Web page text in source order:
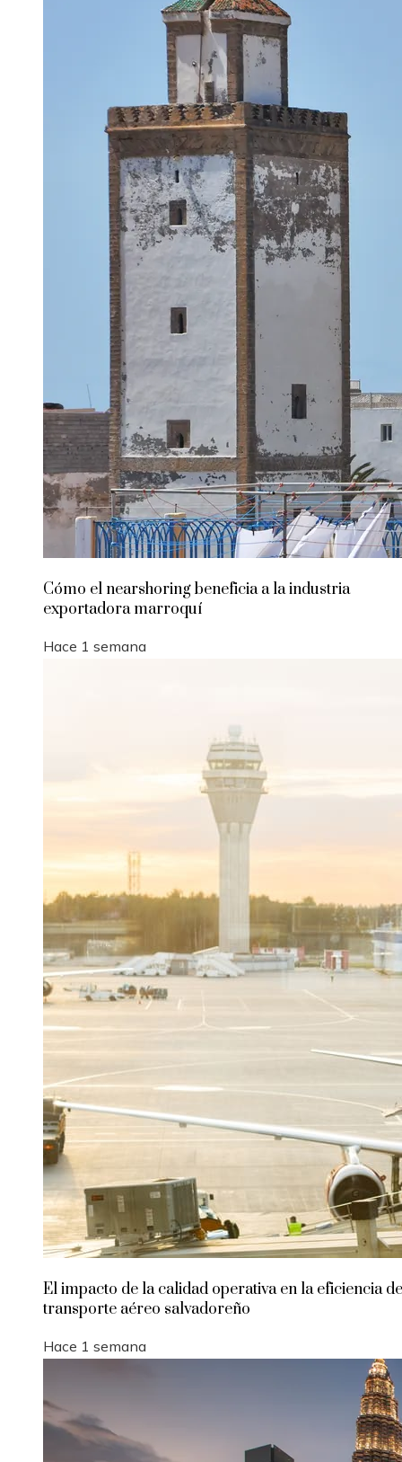
Cómo el nearshoring beneficia a la industria
exportadora marroquí
Hace 1 semana
El impacto de la calidad operativa en la eficiencia
transporte aéreo salvadoreño
Hace 1 semana